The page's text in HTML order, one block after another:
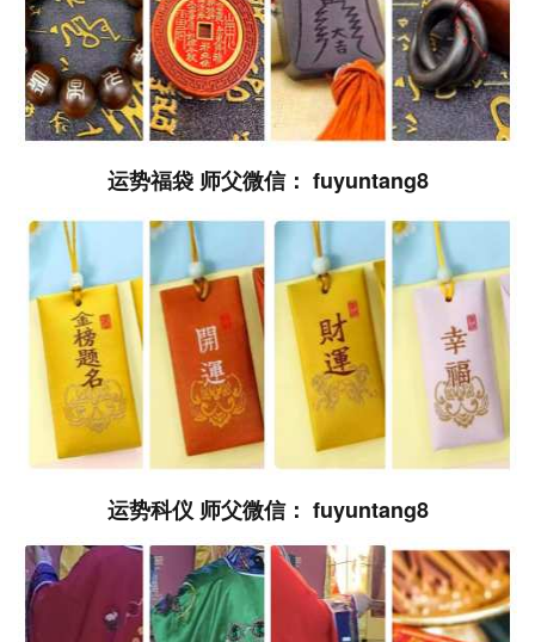
运势福袋 师父微信： fuyuntang8
运势科仪 师父微信： fuyuntang8